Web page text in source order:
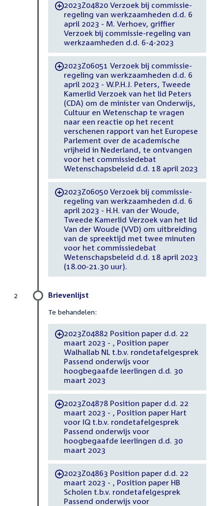
-2023Z04820 Verzoek bij commissie-
regeling van werkzaamheden d.d. 6
april 2023 - M. Verhoev, griffier
Verzoek bij commissie-regeling van
werkzaamheden d.d. 6-4-2023
-2023Z06051 Verzoek bij commissie-
regeling van werkzaamheden d.d. 6
april 2023 - W.P.H.J. Peters, Tweede
Kamerlid Verzoek van het lid Peters
(CDA) om de minister van Onderwijs,
Cultuur en Wetenschap te vragen
naar een reactie op het recent
verschenen rapport van het Europese
Parlement over de academische
vrijheid in Nederland, te ontvangen
voor het commissiedebat
Wetenschapsbeleid d.d. 18 april 2023
-2023Z06050 Verzoek bij commissie-
regeling van werkzaamheden d.d. 6
april 2023 - H.H. van der Woude,
Tweede Kamerlid Verzoek van het lid
Van der Woude (VVD) om uitbreiding
van de spreektijd met twee minuten
voor het commissiedebat
Wetenschapsbeleid d.d. 18 april 2023
(18.00-21.30 uur).
Brievenlijst
Te behandelen:
-2023Z04882 Position paper d.d. 22
maart 2023 - , Position paper
Walhallab NL t.b.v. rondetafelgesprek
Passend onderwijs voor
hoogbegaafde leerlingen d.d. 30
maart 2023
-2023Z04878 Position paper d.d. 22
maart 2023 - , Position paper Hart
voor IQ t.b.v. rondetafelgesprek
Passend onderwijs voor
hoogbegaafde leerlingen d.d. 30
maart 2023
-2023Z04863 Position paper d.d. 22
maart 2023 - , Position paper HB
Scholen t.b.v. rondetafelgesprek
Passend onderwijs voor
2